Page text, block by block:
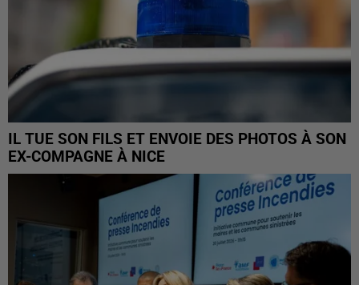
IL TUE SON FILS ET ENVOIE DES PHOTOS À SON
EX-COMPAGNE À NICE